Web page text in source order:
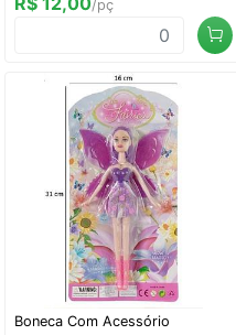
/pç
Boneca Com Acessório